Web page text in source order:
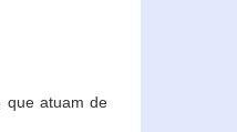
que atuam de